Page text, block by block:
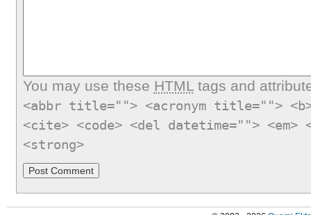
You may use these HTMLtags and
<abbr title=""> <acronym title="">
<cite> <code> <del datetime="">
<strong>